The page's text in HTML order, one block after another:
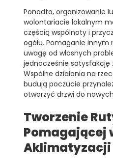
Ponadto, organizowanie
wolontariacie lokalnym
częścią wspólnoty i
ogółu. Pomaganie
uwagę od własnych
jednocześnie satysfakcję
Wspólne działania na
budują poczucie
otworzyć drzwi do
Tworzenie
Pomagającej
Aklimatyzacji